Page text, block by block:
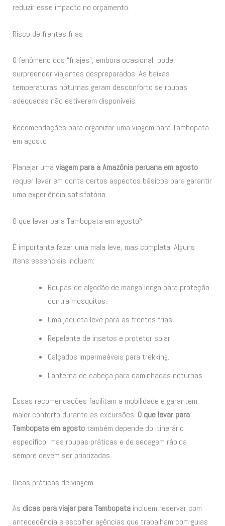
reduzir esse impacto no orçamento.
Risco de frentes frias
O fenômeno dos “friajes”, embora ocasional, pode
surpreender viajantes despreparados. As baixas
temperaturas noturnas geram desconforto se roupas
adequadas não estiverem disponíveis.
Recomendações para organizar uma viagem para Tambopata
em agosto
Planejar umaviagem para a Amazônia peruana em agosto
requer levar em conta certos aspectos básicos para garantir
uma experiência satisfatória.
O que levar para Tambopata em agosto?
É importante fazer uma mala leve, mas completa. Alguns
itens essenciais incluem:
Roupas de algodão de manga longa para proteção
contra mosquitos.
Uma jaqueta leve para as frentes frias.
Repelente de insetos e protetor solar.
Calçados impermeáveis para trekking.
Lanterna de cabeça para caminhadas noturnas.
Essas recomendações facilitam a mobilidade e garantem
maior conforto durante as excursões. O que levar para
Tambopata em agostotambém depende do itinerário
específico, mas roupas práticas e de secagem rápida
sempre devem ser priorizadas.
Dicas práticas de viagem
As dicas para viajar para Tambopata incluem reservar com
antecedência e escolher agências que trabalham com guias